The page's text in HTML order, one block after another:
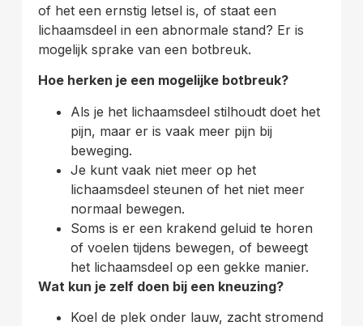
of het een ernstig letsel is, of staat een
lichaamsdeel in een abnormale stand? Er is
mogelijk sprake van een botbreuk.
Hoe herken je een mogelijke botbreuk?
Als je het lichaamsdeel stilhoudt doet het
pijn, maar er is vaak meer pijn bij
beweging.
Je kunt vaak niet meer op het
lichaamsdeel steunen of het niet meer
normaal bewegen.
Soms is er een krakend geluid te horen
of voelen tijdens bewegen, of beweegt
het lichaamsdeel op een gekke manier.
Wat kun je zelf doen bij een kneuzing?
Koel de plek onder lauw, zacht stromend